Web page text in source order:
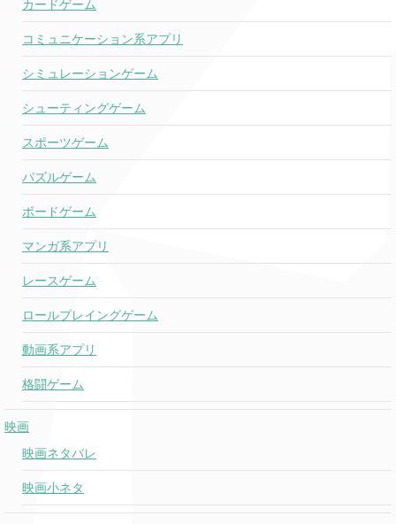
カードゲーム
コミュニケーション系アプリ
シミュレーションゲーム
シューティングゲーム
スポーツゲーム
パズルゲーム
ボードゲーム
マンガ系アプリ
レースゲーム
ロールプレイングゲーム
動画系アプリ
格闘ゲーム
映画
映画ネタバレ
映画小ネタ